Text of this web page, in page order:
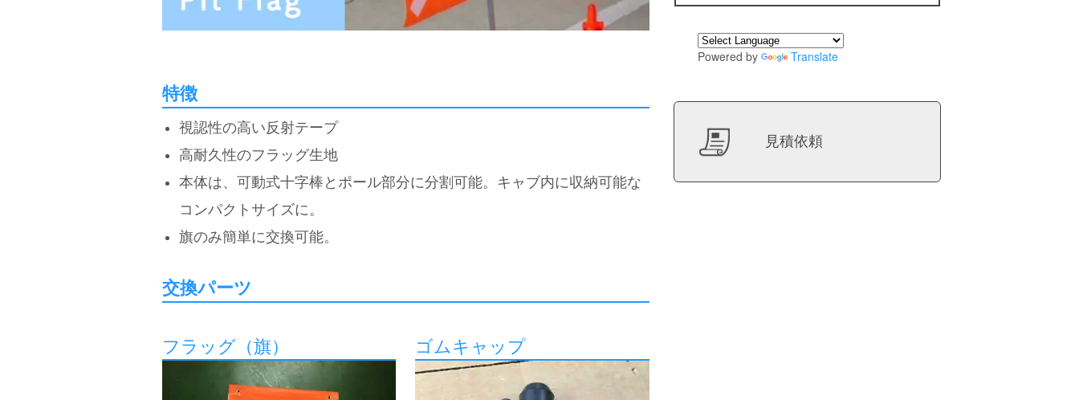
特徴
視認性の高い反射テープ
高耐久性のフラッグ生地
本体は、可動式十字棒とポール部分に分割可能。キャブ内に収納可能な
コンパクトサイズに。
旗のみ簡単に交換可能。
交換パーツ
フラッグ（旗） ゴムキャップ
Powered by Translate
見積依頼